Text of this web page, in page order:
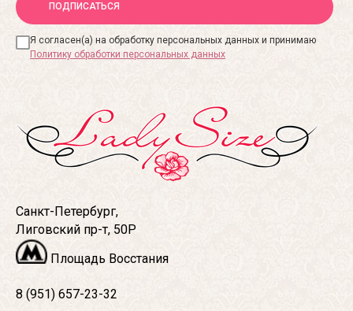
ПОДПИСАТЬСЯ
Я согласен(а) на обработку персональных данных и принимаю
Политику обработки персональных данных
Санкт-Петербург,
Лиговский пр-т, 50Р
Площадь Восстания
8 (951) 657-23-32